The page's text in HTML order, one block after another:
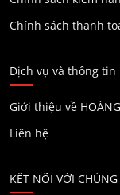
Chính sách thanh
Dịch vụ và thông tin
Giới thiệu về
Liên hệ
KẾT NỐI VỚI